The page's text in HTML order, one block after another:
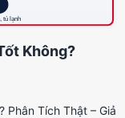
Không?
Phân Tích Thật – Giả